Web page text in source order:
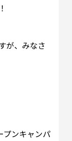
が、みなさ
プンキャンパ